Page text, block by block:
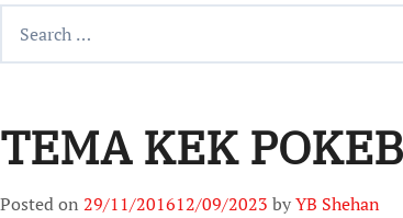
TEMA KEK
Posted on 29/11/201612/09/2023 byYB Shehan